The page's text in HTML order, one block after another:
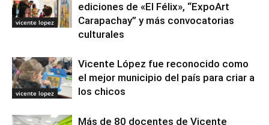
vicente lopez
ediciones de «El Félix», “ExpoArt
Carapachay” y más convocatorias
culturales
vicente lopez
Vicente López fue reconocido como
el mejor municipio del país para criar a
los chicos
Más de 80 docentes de Vicente